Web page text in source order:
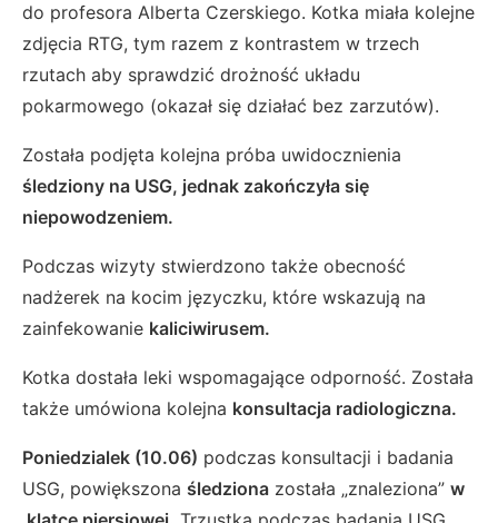
do profesora Alberta Czerskiego. Kotka miała kolejne
zdjęcia RTG, tym razem z kontrastem w trzech
rzutach aby sprawdzić drożność układu
pokarmowego (okazał się działać bez zarzutów).
Została podjęta kolejna próba uwidocznienia
śledziony na USG, jednak zakończyła się
niepowodzeniem.
Podczas wizyty stwierdzono także obecność
nadżerek na kocim języczku, które wskazują na
zainfekowanie kaliciwirusem.
Kotka dostała leki wspomagające odporność. Została
także umówiona kolejna konsultacja radiologiczna.
Poniedzialek (10.06) podczas konsultacji i badania
USG, powiększona śledziona została „znaleziona” w